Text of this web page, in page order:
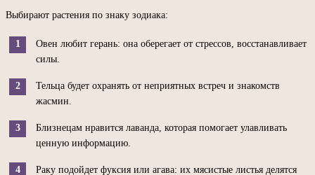
Выбирают растения по знаку зодиака:
Овен любит герань: она оберегает от стрессов, восстанавливает
силы.
Тельца будет охранять от неприятных встреч и знакомств
жасмин.
Близнецам нравится лаванда, которая помогает улавливать
ценную информацию.
Раку подойдет фуксия или агава: их мясистые листья делятся